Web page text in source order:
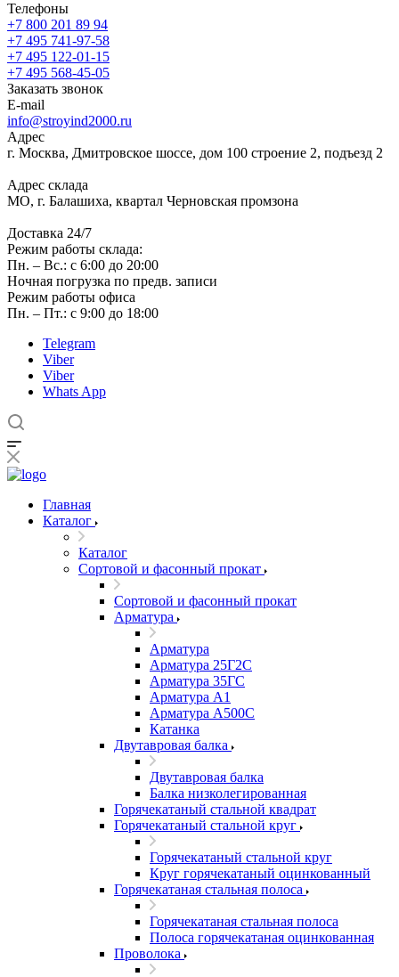
Телефоны
+7 800 201 89 94
+7 495 741-97-58
+7 495 122-01-15
+7 495 568-45-05
Заказать звонок
E-mail
info@stroyind2000.ru
Адрес
г. Москва, Дмитровское шоссе, дом 100 строение 2, подъезд 2
Адрес склада
МО, г. Балашиха, квартал Черновская промзона
Доставка 24/7
Режим работы склада:
Пн. – Вс.: с 6:00 до 20:00
Ночная погрузка по предв. записи
Режим работы офиса
Пн. – Пт.: с 9:00 до 18:00
Telegram
Viber
Viber
Whats App
Главная
Каталог
Каталог
Сортовой и фасонный прокат
Сортовой и фасонный прокат
Арматура
Арматура
Арматура 25Г2С
Арматура 35ГС
Арматура А1
Арматура А500С
Катанка
Двутавровая балка
Двутавровая балка
Балка низколегированная
Горячекатаный стальной квадрат
Горячекатаный стальной круг
Горячекатаный стальной круг
Круг горячекатаный оцинкованный
Горячекатаная стальная полоса
Горячекатаная стальная полоса
Полоса горячекатаная оцинкованная
Проволока